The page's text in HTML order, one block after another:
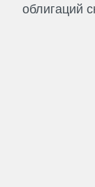
облигаций